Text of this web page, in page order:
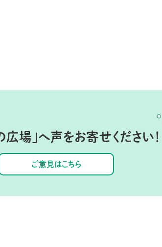
広場」へ声をお寄せください！
ご意見はこちら